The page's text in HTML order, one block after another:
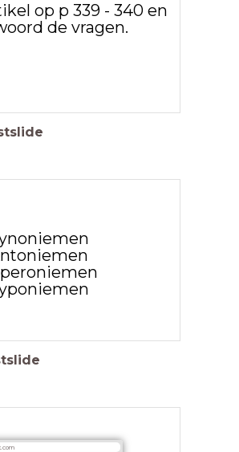
op p 339 - 340 en
de vragen.